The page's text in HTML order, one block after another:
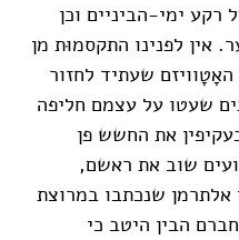
ימי-הביניים וכן
אין לפנינו התקסמוּת מן
שעתיד לחזור
שעטו על עצמם חליפה
את החשש פן
שוב את ראשם,
שנכתבו במרוצת
הבין היטב כי